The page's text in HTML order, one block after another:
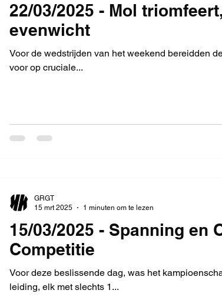
22/03/2025 - Mol
evenwicht
Voor de wedstrijden van het weekend bereidden
voor op cruciale...
15/03/2025 - Spanning en
Competitie
Voor deze beslissende dag, was het
leiding, elk met slechts 1...
GRGT
15 mrt 2025
1 minuten om te lezen